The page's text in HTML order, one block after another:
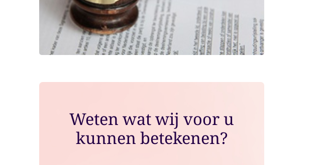
Weten wat wij voor u
kunnen betekenen?